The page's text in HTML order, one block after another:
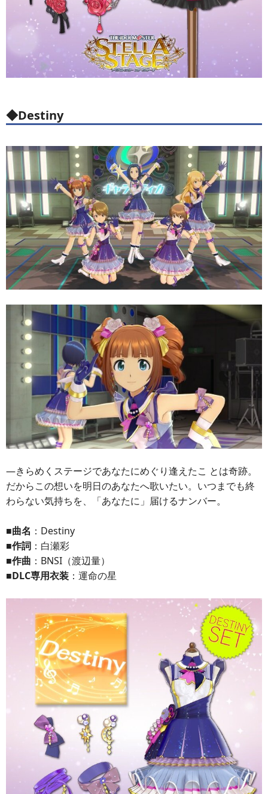
◆Destiny
―きらめくステージであなたにめぐり逢えたこ とは奇跡。
だからこの想いを明日のあなたへ歌いたい。いつまでも終
わらない気持ちを、「あなたに」届けるナンバー。
■曲名 ：Destiny
■作詞 ：白瀬彩
■作曲 ：BNSI（渡辺量）
■DLC専用衣装 ：運命の星